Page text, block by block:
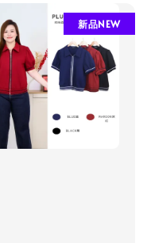
新品NEW